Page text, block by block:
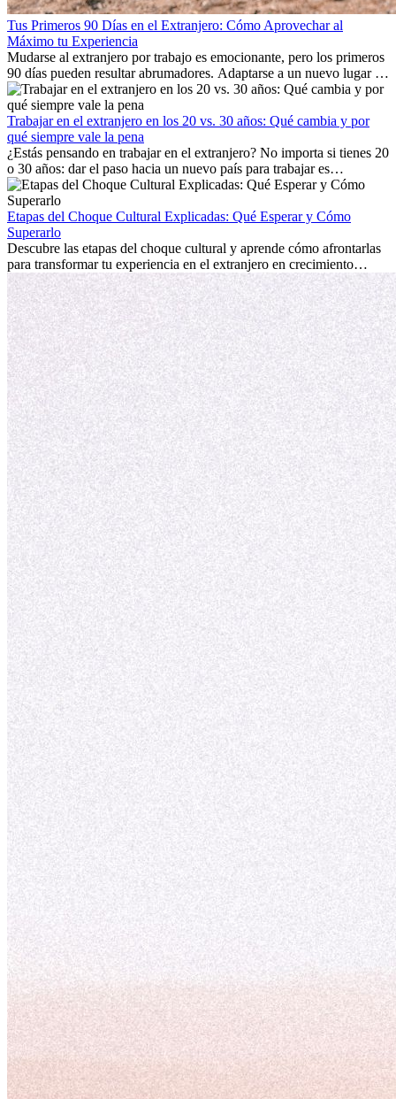
Tus Primeros 90 Días en el Extranjero: Cómo Aprovechar al
Máximo tu Experiencia
Mudarse al extranjero por trabajo es emocionante, pero los primeros
90 días pueden resultar abrumadores. Adaptarse a un nuevo lugar de
trabajo, construir una vida social, comprender la cultura local y lidiar
con la nostalgia son parte del proceso. Esta guía para expatriados te
mostrará cómo aprovechar al máximo tus primeros meses en el
extranjero, asegurando tanto éxito profesional como crecimiento
personal.
Trabajar en el extranjero en los 20 vs. 30 años: Qué cambia y por
qué siempre vale la pena
¿Estás pensando en trabajar en el extranjero? No importa si tienes 20
o 30 años: dar el paso hacia un nuevo país para trabajar es
emocionante y, a veces, desafiante. Muchas personas se preguntan si
la edad marca la diferencia. La verdad es que la experiencia
internacional siempre vale la pena. Puede impulsar tu carrera,
fomentar tu crecimiento personal y ofrecerte valiosas perspectivas
culturales que transforman tu vida.
Etapas del Choque Cultural Explicadas: Qué Esperar y Cómo
Superarlo
Descubre las etapas del choque cultural y aprende cómo afrontarlas
para transformar tu experiencia en el extranjero en crecimiento
personal y adaptación exitosa.